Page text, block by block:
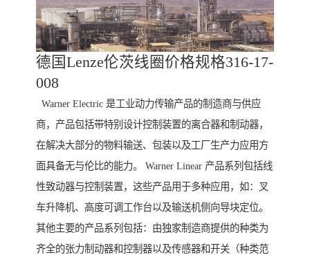
德国Lenze伦茨线圈价格规格316-17-
008
Warner Electric 是工业动力传输产品的制造商与供应
商，产品包括带特别设计控制装置的离合器和制动器，
在解决大部分的物料输送、包装以及工厂生产力应用方
面具备无与伦比的能力。 Warner Linear 产品系列包括线
性致动器与控制装置，这些产品用于多种应用，如：叉
车升降机、高度可调工作台以及输送机侧向导块定位。
其他主要的产品系列包括：由独家制造商提供的种类为
齐全的张力制动器和控制器以及传感器和开关（种类范